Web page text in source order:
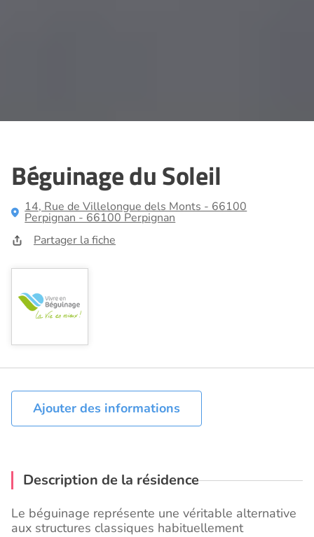
Béguinage du Soleil
14, Rue de Villelongue dels Monts - 66100
Perpignan - 66100 Perpignan
Partager la fiche
Ajouter des informations
Description de la résidence
Le béguinage représente une véritable alternative
aux structures classiques habituellement